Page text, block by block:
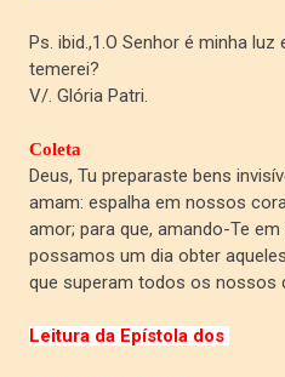
Ps. ibid.,1.O Senhor é minha
temerei?
V/. Glória Patri.
Coleta
Deus, Tu preparaste bens
amam: espalha em nossos
amor; para que, amando-Te
possamos um dia obter
que superam todos os nossos
Leitura da Epístola dos